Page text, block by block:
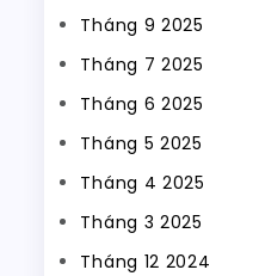
Tháng 9 2025
Tháng 7 2025
Tháng 6 2025
Tháng 5 2025
Tháng 4 2025
Tháng 3 2025
Tháng 12 2024